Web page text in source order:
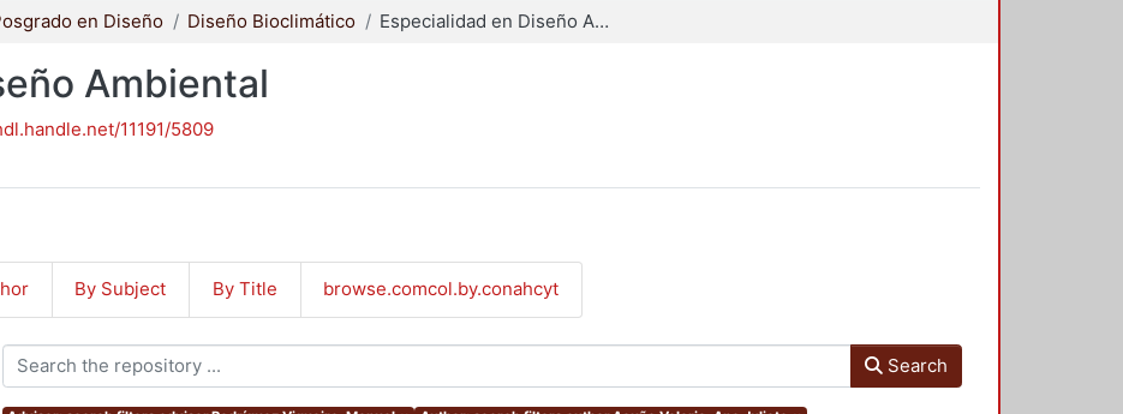
en Diseño Diseño Bioclimático Especialidad en Diseño Ambiental
Ambiental
11191/5809
By Subject By Title browse.comcol.by.conahcyt
Search